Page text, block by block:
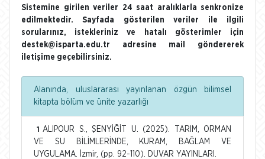
Sistemine girilen veriler 24 saat aralıklarla senkronize
edilmektedir. Sayfada gösterilen veriler ile ilgili
sorularınız, istekleriniz ve hatalı gösterimler için
destek@isparta.edu.tr adresine mail göndererek
iletişime geçebilirsiniz.
Alanında, uluslararası yayınlanan özgün bilimsel
kitapta bölüm ve ünite yazarlığı
1
ALIPOUR S., ŞENYİĞİT U. (2025). TARIM, ORMAN
VE SU BİLİMLERİNDE, KURAM, BAĞLAM VE
UYGULAMA. İzmir, (pp. 92-110). DUVAR YAYINLARI.